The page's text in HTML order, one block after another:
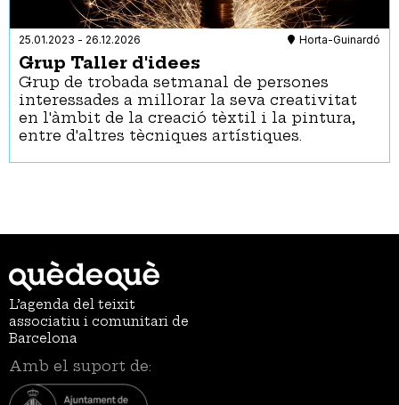
25.01.2023 - 26.12.2026 Horta-Guinardó
Grup Taller d'idees
Grup de trobada setmanal de persones
interessades a millorar la seva creativitat
en l'àmbit de la creació tèxtil i la pintura,
entre d'altres tècniques artístiques.
L’agenda del teixit
associatiu i comunitari de
Barcelona
Amb el suport de: